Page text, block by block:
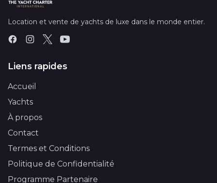
Location et vente de yachts de luxe dans le monde entier.
Liens rapides
Accueil
Yachts
À propos
Contact
Termes et Conditions
Politique de Confidentialité
Programme Partenaire